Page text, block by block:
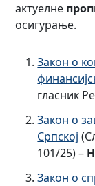
Акти у
актуелне
осигурање.
Закон о
гласник
Закон о
Српској
101/25) –
Закон о